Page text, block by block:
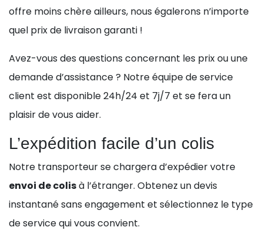
offre moins chère ailleurs, nous égalerons n’importe
quel prix de livraison garanti !
Avez-vous des questions concernant les prix ou une
demande d’assistance ? Notre équipe de service
client est disponible 24h/24 et 7j/7 et se fera un
plaisir de vous aider.
L’expédition facile d’un colis
Notre transporteur se chargera d’expédier votre
envoi de colisà l’étranger. Obtenez un devis
instantané sans engagement et sélectionnez le type
de service qui vous convient.